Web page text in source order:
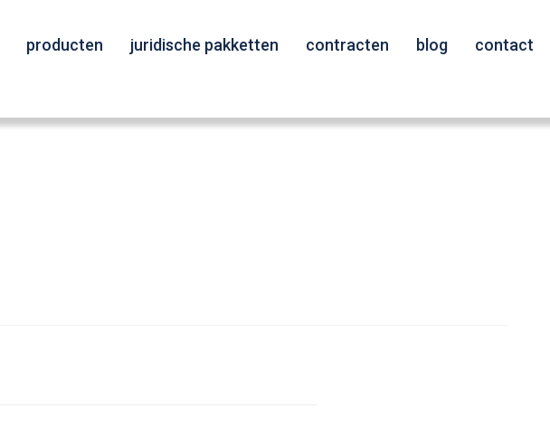
producten juridische pakketten contracten blog contact